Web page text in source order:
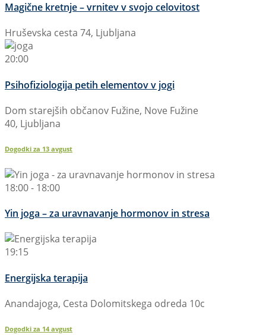
Magične kretnje – vrnitev v svojo celovitost
Hruševska cesta 74, Ljubljana
20:00
Psihofiziologija petih elementov v jogi
Dom starejših občanov Fužine, Nove Fužine
40, Ljubljana
Dogodki za 13 avgust
18:00 - 18:00
Yin joga – za uravnavanje hormonov in stresa
19:15
Energijska terapija
Anandajoga, Cesta Dolomitskega odreda 10c
Dogodki za 14 avgust